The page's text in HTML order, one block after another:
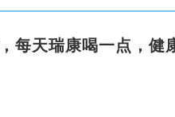
每天瑞康喝一点，健